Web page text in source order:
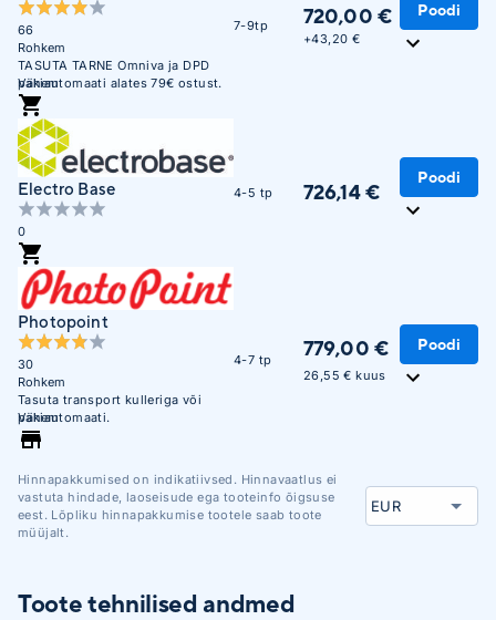
66
Rohkem
TASUTA TARNE Omniva ja DPD
pakiautomaati alates 79€ ostust.
Soodne järelmaks. Krediitkaardiga
makse võimalus. Üle 450 000
täidetud tellimuse. Usaldusväärne
veebikaubamaja juba aastast
2003.
Vähem
7-9tp 720,00 €
+43,20 €
Poodi
Electro Base
0
4-5 tp 726,14 €
Poodi
Photopoint
30
Rohkem
Tasuta transport kulleriga või
pakiautomaati.
Vähem
4-7 tp 779,00 €
26,55 € kuus
Poodi
Hinnapakkumised on indikatiivsed. Hinnavaatlus ei
vastuta hindade, laoseisude ega tooteinfo õigsuse
eest. Lõpliku hinnapakkumise tootele saab toote
müüjalt.
Toote tehnilised andmed